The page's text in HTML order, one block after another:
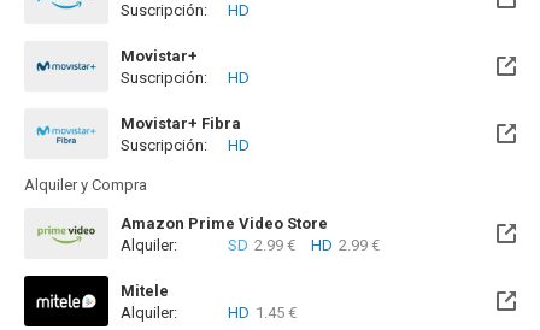
Suscripción:
HD
Movistar+
Disponible hasta el Mar, 01 Sep 2026 (Quedan 23 días)
Suscripción: HD
Movistar+ Fibra
Disponible hasta el Mar, 01 Sep 2026 (Quedan 23 días)
Suscripción: HD
Alquiler y Compra
Amazon Prime Video Store
Alquiler:
SD 2.99 € HD 2.99 €
Mitele
Disponible hasta el Mar, 19 Ene 2038 (Quedan 11 años)
Alquiler: HD 1.45 €